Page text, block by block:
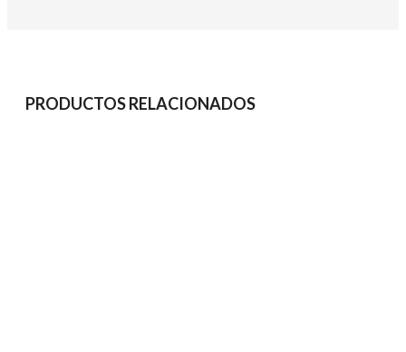
PRODUCTOS RELACIONADOS